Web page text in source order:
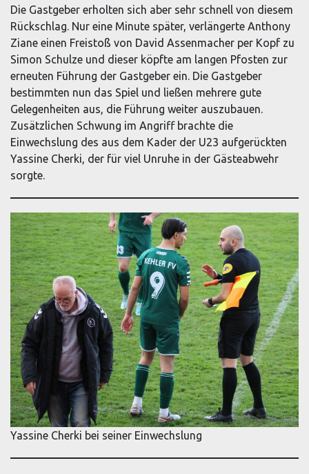
Die Gastgeber erholten sich aber sehr schnell von diesem
Rückschlag. Nur eine Minute später, verlängerte Anthony
Ziane einen Freistoß von David Assenmacher per Kopf zu
Simon Schulze und dieser köpfte am langen Pfosten zur
erneuten Führung der Gastgeber ein. Die Gastgeber
bestimmten nun das Spiel und ließen mehrere gute
Gelegenheiten aus, die Führung weiter auszubauen.
Zusätzlichen Schwung im Angriff brachte die
Einwechslung des aus dem Kader der U23 aufgerückten
Yassine Cherki, der für viel Unruhe in der Gästeabwehr
sorgte.
Yassine Cherki bei seiner Einwechslung